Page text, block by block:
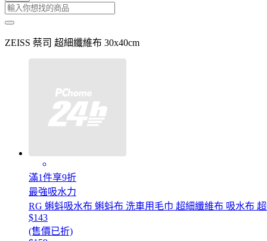
ZEISS 蔡司 超細纖維布 30x40cm
滿1件享9折
最強吸水力
RG 蝌蚪吸水布 蝌蚪布 洗車用毛巾 超細纖維布 吸水布
$143
(售價已折)